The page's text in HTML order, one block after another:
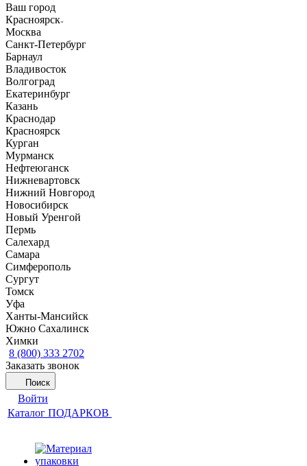
Ваш город
Красноярск
Москва
Санкт-Петербург
Барнаул
Владивосток
Волгоград
Екатеринбург
Казань
Краснодар
Красноярск
Курган
Мурманск
Нефтеюганск
Нижневартовск
Нижний Новгород
Новосибирск
Новый Уренгой
Пермь
Салехард
Самара
Симферополь
Сургут
Томск
Уфа
Ханты-Мансийск
Южно Сахалинск
Химки
8 (800) 333 2702
Заказать звонок
Поиск
Войти
Каталог ПОДАРКОВ